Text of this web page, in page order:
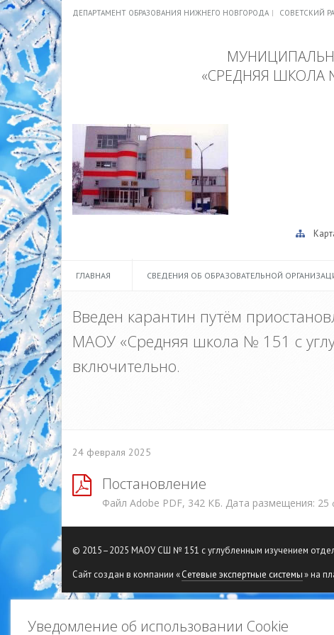
Уведомление об использовании Cookie
ДЕПАРТАМЕНТ ОБРАЗОВАНИЯ НИЖНЕГО НОВГОРОДА СОВЕТСКИЙ
«СРЕДНЯЯ ШКОЛА
ГЛАВНАЯ СВЕДЕНИЯ ОБ ОБРАЗОВАТЕЛЬНОЙ
Введен карантин путём
МАОУ «Средняя школа № 151 с
включительно.
24 февраля 2025
Постановление
Файл Adobe PDF, 342 КБ. Дата размещения: 25
© 2015–2025 МАОУ СШ № 151 с углубленным изучением
Сайт создан в компании «Сетевые экспертные системы» на